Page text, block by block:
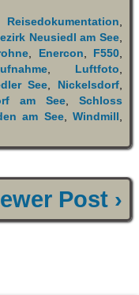
Reisedokumentation
Neusiedl am See
Enercon F550
, Luftfoto
See Nickelsdorf
am See ,Schloss
am See,Windmill
Post ›